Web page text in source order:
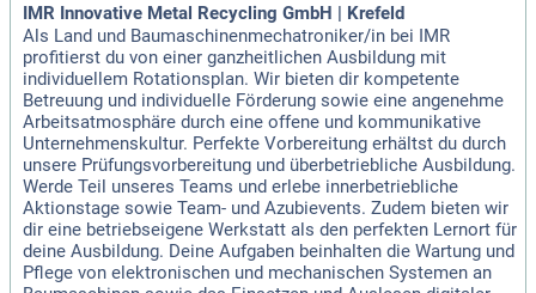
IMR Innovative Metal Recycling GmbH | Krefeld
Als Land und Baumaschinenmechatroniker/in bei IMR
profitierst du von einer ganzheitlichen Ausbildung mit
individuellem Rotationsplan. Wir bieten dir kompetente
Betreuung und individuelle Förderung sowie eine angenehme
Arbeitsatmosphäre durch eine offene und kommunikative
Unternehmenskultur. Perfekte Vorbereitung erhältst du durch
unsere Prüfungsvorbereitung und überbetriebliche Ausbildung.
Werde Teil unseres Teams und erlebe innerbetriebliche
Aktionstage sowie Team- und Azubievents. Zudem bieten wir
dir eine betriebseigene Werkstatt als den perfekten Lernort für
deine Ausbildung. Deine Aufgaben beinhalten die Wartung und
Pflege von elektronischen und mechanischen Systemen an